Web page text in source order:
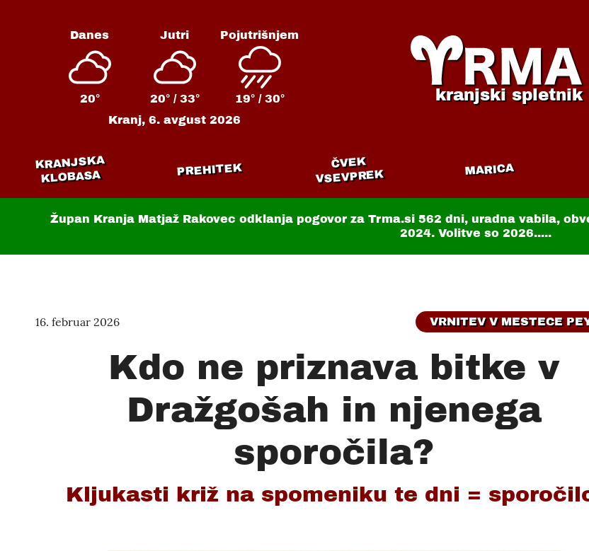
Danes
20°
Jutri
20° / 33°
Pojutrišnjem
19° / 30°
Kranj,6. avgust 2026
kranjski spletnik
KRANJSKA
KLOBASA PREHITEK ČVEK
VSEVPREK MARICA
Župan Kranja Matjaž Rakovec odklanja pogovor za Trma.si 562 dni, uradna vabila,
2024. Volitve so 2026.....
16. februar 2026 VRNITEV V MESTECE
Kdo ne priznava bitke v
Dražgošah in njenega
sporočila?
Kljukasti križ na spomeniku te dni =